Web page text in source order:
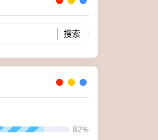
82%